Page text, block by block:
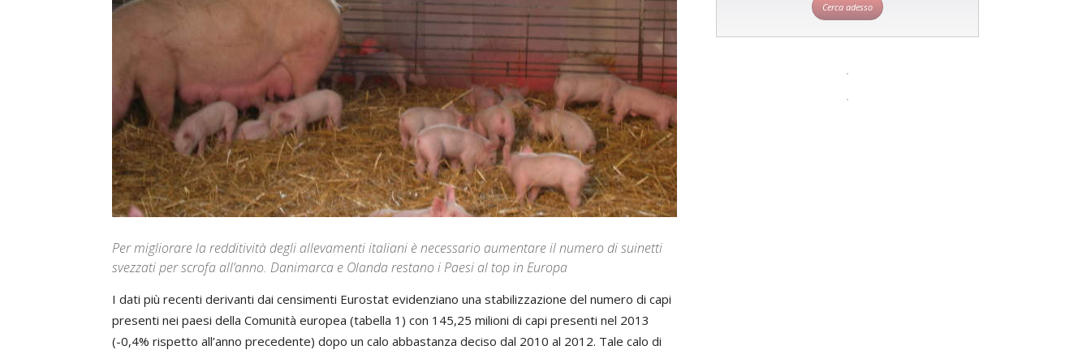
Per migliorare la redditività degli allevamenti italiani è necessario aumentare il numero di suinetti
svezzati per scrofa all’anno. Danimarca e Olanda restano i Paesi al top in Europa
I dati più recenti derivanti dai censimenti Eurostat evidenziano una stabilizzazione del numero di capi
presenti nei paesi della Comunità europea (tabella 1) con 145,25 milioni di capi presenti nel 2013
(-0,4% rispetto all’anno precedente) dopo un calo abbastanza deciso dal 2010 al 2012. Tale calo di
Cerca adesso